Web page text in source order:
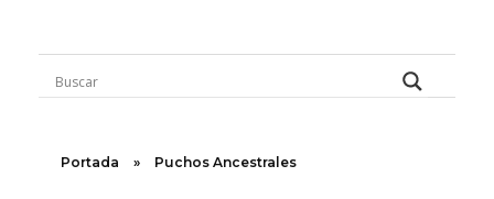
Rugidos Disidentes
Bogotá - Colombia | ISSN 2619-5569
Portada » Puchos Ancestrales